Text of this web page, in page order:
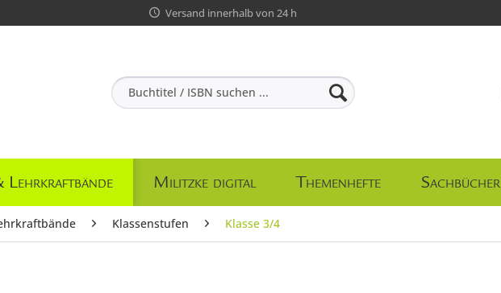
Versand innerhalb von 24 h
Lehrkraftbände Militzke digital Themenhefte Sachbücher
Klassenstufen Klasse 3/4